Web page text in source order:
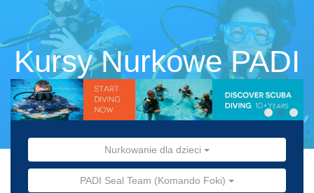
Kursy Nurkowe PADI
Nurkowanie dla dzieci
PADI Seal Team (Komando Foki)